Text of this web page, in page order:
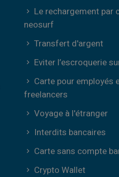
Le rechargement par
neosurf
Transfert d'argent
Eviter l’escroquerie
Carte pour employés
freelancers
Voyage à l'étranger
Interdits bancaires
Carte sans compte
Crypto Wallet